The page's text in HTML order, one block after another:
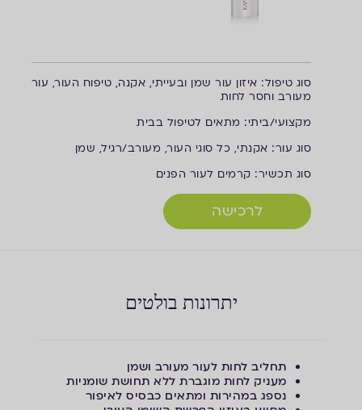
סוג טיפול: איזון עור שמן ובעייתי, אקנה, טיפוח העור, עור
מעורב וחסר לחות
מקצועי/ביתי: מתאים לטיפול בבית
סוג עור: אקנתי, כל סוגי העור, מעורב/רגיל, שמן
סוג תכשיר: קרמים לעור הפנים
לרכישה
יתרונות בולטים
תחליב לחות לעור מעורב ושמן
מעניק לחות מוגברת ללא תחושת שומניות
נספג במהירות ומתאים כבסיס לאיפור